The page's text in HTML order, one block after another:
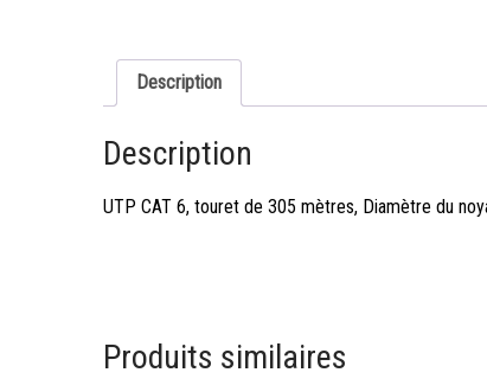
Description
Description
UTP CAT 6, touret de 305 mètres, Diamètre du
Produits similaires